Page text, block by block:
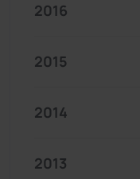
2016
2015
2014
2013